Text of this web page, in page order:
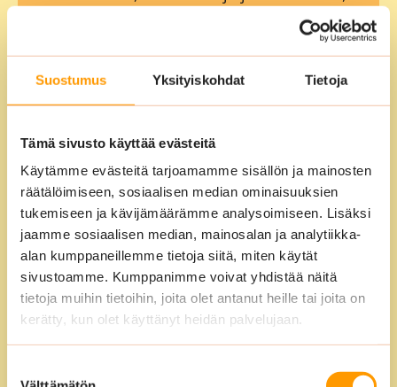
Suostumus Yksityiskohdat Tietoja
Tämä sivusto käyttää evästeitä
Käytämme evästeitä tarjoamamme sisällön ja mainosten
räätälöimiseen, sosiaalisen median ominaisuuksien
tukemiseen ja kävijämäärämme analysoimiseen. Lisäksi
jaamme sosiaalisen median, mainosalan ja analytiikka-
alan kumppaneillemme tietoja siitä, miten käytät
sivustoamme. Kumppanimme voivat yhdistää näitä
tietoja muihin tietoihin, joita olet antanut heille tai joita on
kerätty, kun olet käyttänyt heidän palvelujaan.
Hyödynnämme lisäksi mm.
saavuttamaan kustannussäästöjä.
Oma yhteyshenkilö
Saatte oman yhteyshenkilön, johon voi
ottaa yhteyttä kaikissa asioissa ja hänet